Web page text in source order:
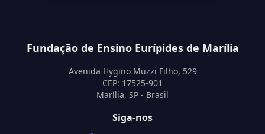
Fundação de Ensino Eurípides de Marília
Avenida Hygino Muzzi Filho, 529
CEP: 17525-901
Marília, SP - Brasil
Siga-nos